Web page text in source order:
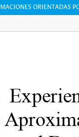
ORIENTADAS